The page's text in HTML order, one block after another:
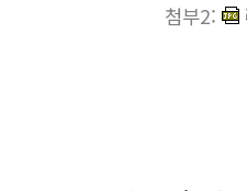
첨부2: